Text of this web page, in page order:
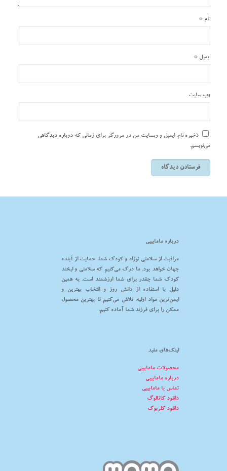
نام *
ایمیل *
وب‌ سایت
ذخیره نام، ایمیل و وبسایت من در مرورگر برای زمانی که دوباره دیدگاهی
می‌نویسم.
درباره مامابیبی
مراقبت از سلامتی نوزاد و کودک شما، حمایت از آینده
جهان خواهد بود. ما درک می‌کنیم که سلامتی و لبخند
کودک شما چقدر برای شما ارزشمند است. به همین
دلیل با استفاده از دانش روز و انتخاب بهترین و
ایمن‌ترین مواد اولیه، تلاش می‌کنیم تا بهترین محصول
ممکن را برای فرزند شما آماده کنیم.
لینک‌های مفید
محصولات مامابیبی
درباره مامابیبی
تماس با مامابیبی
دانلود کاتالوگ
دانلود کلربوک